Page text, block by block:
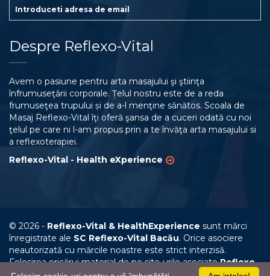
Despre Reflexo-Vital
Avem o pasiune pentru arta masajului şi ştiinţa
înfrumuseţării corporale. Țelul nostru este de a reda
frumuseţea trupului și de a-l menţine sănătos. Scoala de
Masaj Reflexo-Vital îţi oferă şansa de a cuceri odată cu noi
ţelul pe care ni l-am propus prin a te învăţa arta masajului si
a reflexoterapiei.
Reflexo-Vital - Health eXperience
© 2026 - Reflexo-Vital & HealthExperience sunt mărci
înregistrate ale SC Reflexo-Vital Bacău. Orice asociere
neautorizată cu mărcile noastre este strict interzisă.
Folosirea oricărui material de pe site-urile asociateReflexo-